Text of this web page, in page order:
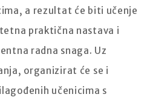
a rezultat će biti učenje
praktična nastava i
radna snaga. Uz
organizirat će se i
učenicima s